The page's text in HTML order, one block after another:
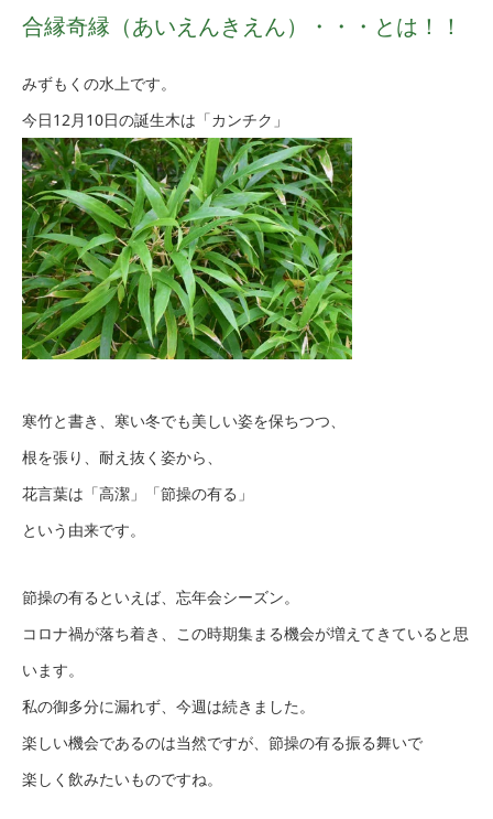
合縁奇縁（あいえんきえん）・・・とは！！
みずもくの水上です。
今日12月10日の誕生木は「カンチク」
寒竹と書き、寒い冬でも美しい姿を保ちつつ、
根を張り、耐え抜く姿から、
花言葉は「高潔」「節操の有る」
という由来です。
節操の有るといえば、忘年会シーズン。
コロナ禍が落ち着き、この時期集まる機会が増えてきていると思
います。
私の御多分に漏れず、今週は続きました。
楽しい機会であるのは当然ですが、節操の有る振る舞いで
楽しく飲みたいものですね。